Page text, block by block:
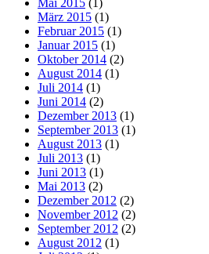
Mai 2015 (1)
März 2015 (1)
Februar 2015 (1)
Januar 2015 (1)
Oktober 2014 (2)
August 2014 (1)
Juli 2014 (1)
Juni 2014 (2)
Dezember 2013 (1)
September 2013 (1)
August 2013 (1)
Juli 2013 (1)
Juni 2013 (1)
Mai 2013 (2)
Dezember 2012 (2)
November 2012 (2)
September 2012 (2)
August 2012 (1)